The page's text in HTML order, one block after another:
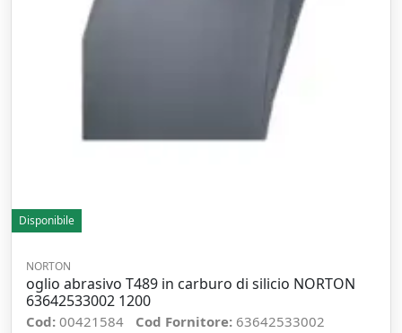
Disponibile
NORTON
oglio abrasivo T489 in carburo di silicio NORTON
63642533002 1200
Cod: 00421584 Cod Fornitore: 63642533002